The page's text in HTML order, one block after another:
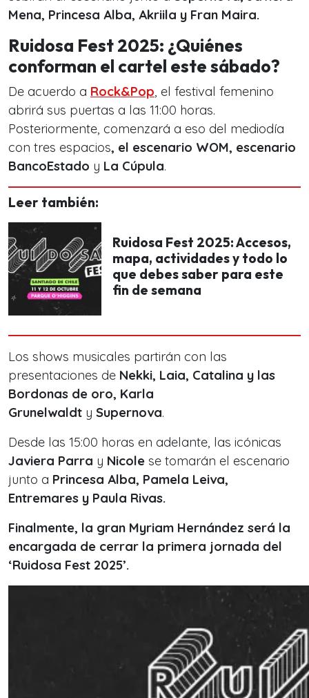
Mena, Princesa Alba, Akriila y Fran Maira.
Ruidosa Fest 2025: ¿Quiénes
conforman el cartel este sábado?
De acuerdo a Rock&Pop, el festival femenino
abrirá sus puertas a las 11:00 horas.
Posteriormente, comenzará a eso del mediodía
con tres espacios, el escenario WOM, escenario
BancoEstado y La Cúpula.
Leer también:
Ruidosa Fest 2025: Accesos,
mapa, actividades y todo lo
que debes saber para este
fin de semana
Los shows musicales partirán con las
presentaciones de Nekki, Laia, Catalina y las
Bordonas de oro, Karla
Grunelwaldt y Supernova.
Desde las 15:00 horas en adelante, las icónicas
Javiera Parra y Nicole se tomarán el escenario
junto a Princesa Alba, Pamela Leiva,
Entremares y Paula Rivas.
Finalmente, la gran Myriam Hernández será la
encargada de cerrar la primera jornada del
‘Ruidosa Fest 2025’.